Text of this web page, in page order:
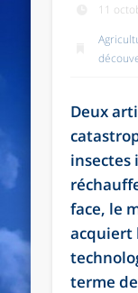
11
Deux
insectes
face, le
acquiert
terme